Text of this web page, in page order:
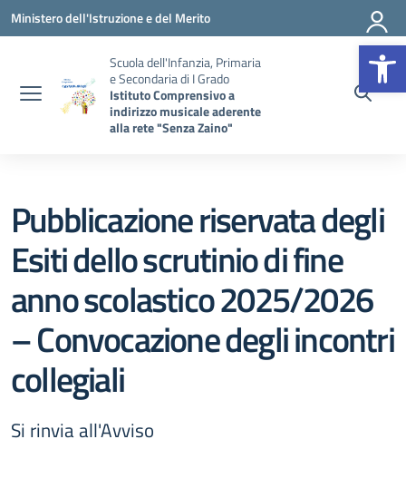
Vai ai contenuti
Vai al menu di navigazione
Vai al footer
Ministero dell'Istruzione e del Merito
Scuola dell'Infanzia, Primaria
e Secondaria di I Grado
Istituto Comprensivo a
indirizzo musicale aderente
alla rete "Senza Zaino"
Pubblicazione riservata degli
Esiti dello scrutinio di fine
anno scolastico 2025/2026
– Convocazione degli incontri
collegiali
Si rinvia all'Avviso